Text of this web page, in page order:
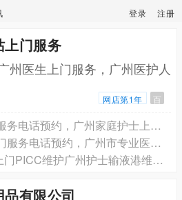
登录 注册
上门服务
州医生上门服务，广州医护人
网店第1年 百
广州家庭护士上门护理服务电话预约，广州家庭护士上门打针输液电话预约，广州家庭护士上门换药拆线电话预约，广州家庭护士上门PICC维护电话预约
广州市专业医护人员上门服务电话预约，广州市专业医护人员上门电话预约
Chat gpt广州专业护士上门PICC维护广州护士输液港维护电话预约，广州市专业护士上门插尿管膀胱冲洗电话预约广州护士上门服务电话预约
有限公司